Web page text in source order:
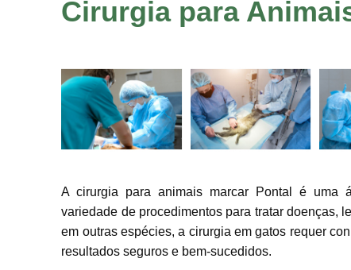
Cirurgia para
A cirurgia para animais marcar Pontal é uma
variedade de procedimentos para tratar doenças,
em outras espécies, a cirurgia em gatos requer
resultados seguros e bem-sucedidos.